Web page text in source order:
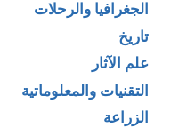
الجغرافيا والرحلات
تاريخ
علم الآثار
التقنيات والمعلوماتية
الزراعة